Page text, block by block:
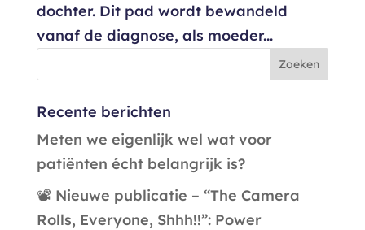
dochter. Dit pad wordt bewandeld
vanaf de diagnose, als moeder...
Recente berichten
Meten we eigenlijk wel wat voor
patiënten écht belangrijk is?
📽️ Nieuwe publicatie – “The Camera
Rolls, Everyone, Shhh!!”: Power